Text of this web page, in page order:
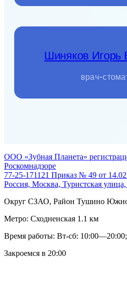
Шиняков Игорь
врач-
ООО «Зубная Планета»
Роскомнадзоре
77-25-171121 Приказ № 49 от
Россия, Москва, Туристская
Округ СЗАО, Район Тушино
Метро: Сходненская 1.1 км
Время работы: Вт-сб:
Закроемся в 20:00